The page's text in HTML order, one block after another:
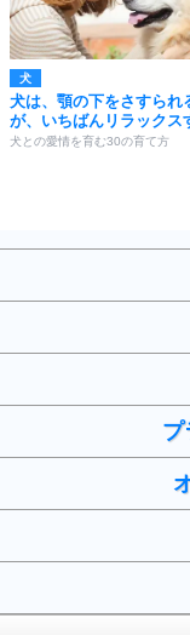
犬
犬は、顎の下をさすられ
が、いちばんリラックス
犬との愛情を育む30の育て方
プ